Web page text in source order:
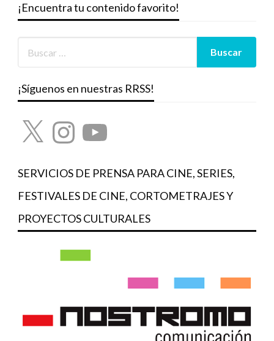
¡Encuentra tu contenido favorito!
¡Síguenos en nuestras RRSS!
X InstagramYouTube
SERVICIOS DE PRENSA PARA CINE, SERIES,
FESTIVALES DE CINE, CORTOMETRAJES Y
PROYECTOS CULTURALES